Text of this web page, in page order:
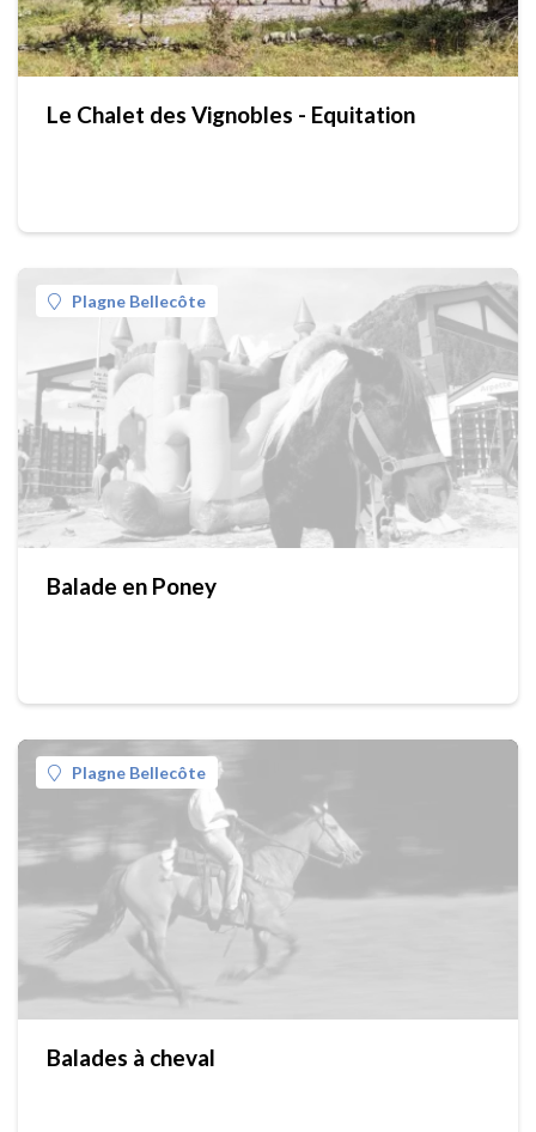
Le Chalet des Vignobles - Equitation
Plagne Bellecôte
Balade en Poney
Plagne Bellecôte
Balades à cheval